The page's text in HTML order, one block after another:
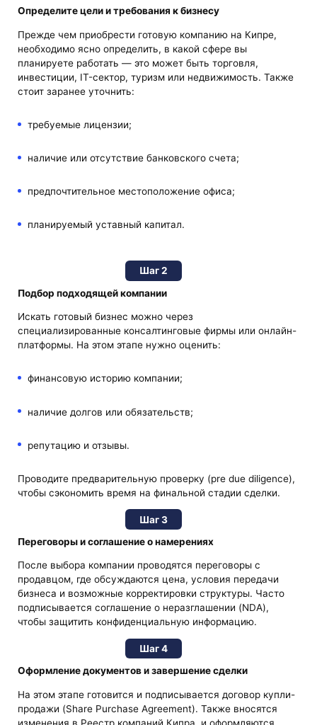
Определите цели и требования к бизнесу
Прежде чем приобрести готовую компанию на Кипре,
необходимо ясно определить, в какой сфере вы
планируете работать — это может быть торговля,
инвестиции, IT-сектор, туризм или недвижимость. Также
стоит заранее уточнить:
требуемые лицензии;
наличие или отсутствие банковского счета;
предпочтительное местоположение офиса;
планируемый уставный капитал.
Шаг 2
Подбор подходящей компании
Искать готовый бизнес можно через
специализированные консалтинговые фирмы или онлайн-
платформы. На этом этапе нужно оценить:
финансовую историю компании;
наличие долгов или обязательств;
репутацию и отзывы.
Проводите предварительную проверку (pre due diligence),
чтобы сэкономить время на финальной стадии сделки.
Шаг 3
Переговоры и соглашение о намерениях
После выбора компании проводятся переговоры с
продавцом, где обсуждаются цена, условия передачи
бизнеса и возможные корректировки структуры. Часто
подписывается соглашение о неразглашении (NDA),
чтобы защитить конфиденциальную информацию.
Шаг 4
Оформление документов и завершение сделки
На этом этапе готовится и подписывается договор купли-
продажи (Share Purchase Agreement). Также вносятся